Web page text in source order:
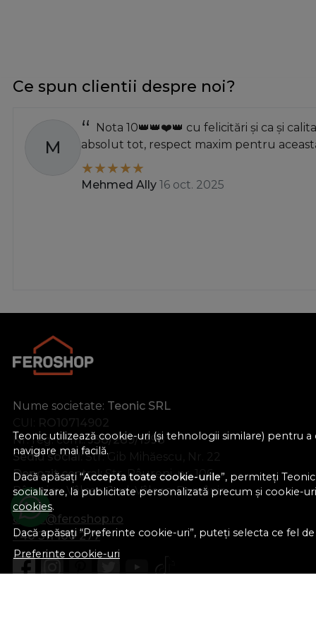
1250
4000
Teonic utilizează cookie-uri (și tehnologii similare) pentru
navigare mai facilă.
Dacă apăsați “Accepta toate cookie-urile”, permiteți
socializare, la publicitate personalizată precum și cookie-
cookies.
Dacă apăsați “Preferinte cookie-uri”, puteți selecta ce fel
Preferinte cookie-uri
Ce spun clientii despre noi?
M
Nota 10👑👑❤️👑 cu felicitări și ca și
absolut tot, respect maxim pentru
Mehmed Ally 16 oct. 2025
Nume societate: Teonic SRL
CUI: RO10714902
Nr. reg. com.:J38/289/1998
Sediu social:Str. Gib Mihăescu, Nr. 22
Depozit central:Str. Râureni, nr. 106
Râmnicu Vâlcea, Jud. Vâlcea, România
office@feroshop.ro
+40 311 100 277